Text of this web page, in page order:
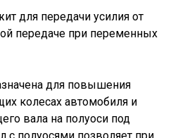
для передачи усилия от
передаче при переменных
для повышения
колесах автомобиля и
вала на полуоси под